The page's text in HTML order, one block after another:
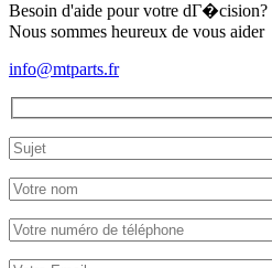
Besoin d'aide pour votre dГ�cision?
Nous sommes heureux de vous aider
info@mtparts.fr